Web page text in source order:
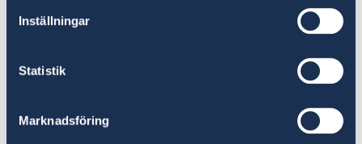
Inställningar
Statistik
Marknadsföring
betalkort. Ambassaden accepterar följande
Club International, JCB och NPS3.
Länk till information om avgifter hittar ni här:
Avgifter - Sweden Abroad